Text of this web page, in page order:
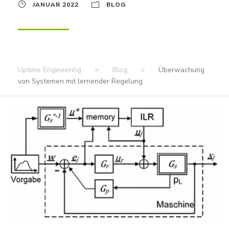
JANUAR 2022 BLOG
Uptime Engineering > Blog >
Überwachung
von Systemen mit lernender Regelung